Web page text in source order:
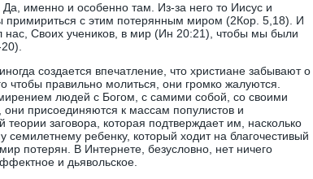
именно и особенно там. Из-за него то Иисус и
с этим потерянным миром (2Кор. 5,18). И
нас, Своих учеников, в мир (Ин 20:21), чтобы мы были
создается впечатление, что христиане забывают о
чтобы правильно молиться, они громко жалуются.
людей с Богом, с самими собой, со своими
присоединяются к массам популистов и
теории заговора, которая подтверждает им, насколько
ребенку, который ходит на благочестивый
потерян. В Интернете, безусловно, нет ничего
и дьявольское.